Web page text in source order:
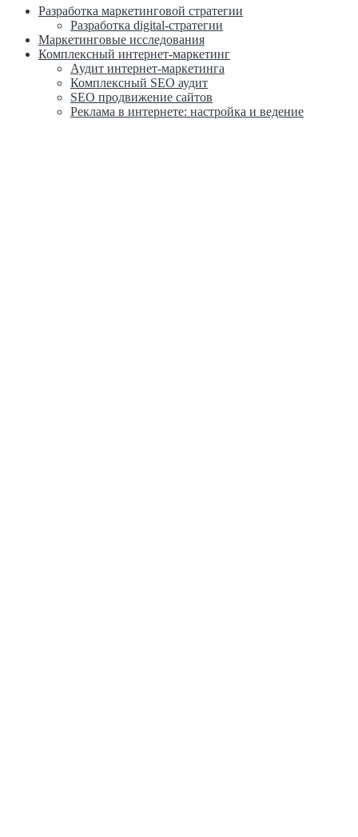
Разработка маркетинговой стратегии
Разработка digital-стратегии
Маркетинговые исследования
Комплексный интернет-маркетинг
Аудит интернет-маркетинга
Комплексный SEO аудит
SEO продвижение сайтов
Реклама в интернете: настройка и ведение